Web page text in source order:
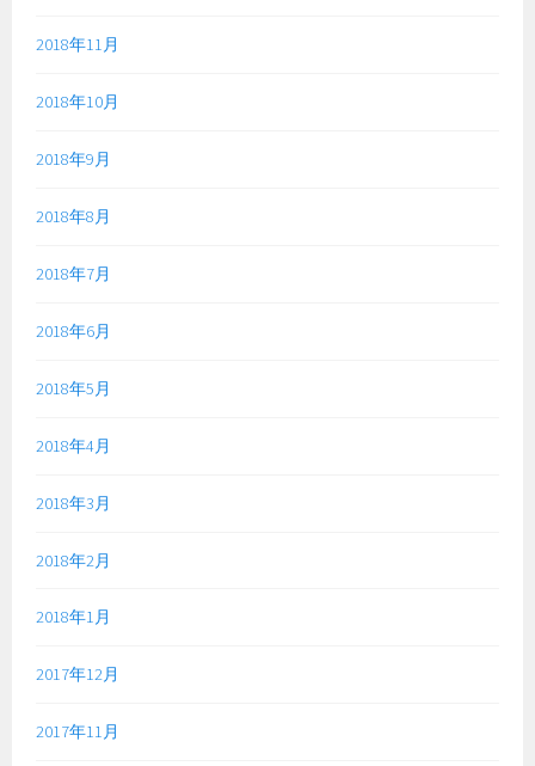
2018年11月
2018年10月
2018年9月
2018年8月
2018年7月
2018年6月
2018年5月
2018年4月
2018年3月
2018年2月
2018年1月
2017年12月
2017年11月